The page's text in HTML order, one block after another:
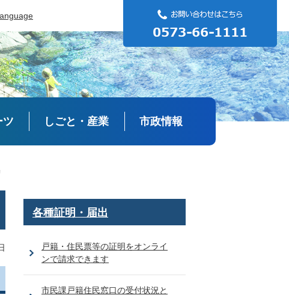
ツ しごと・産業 市政情報
各種証明・届出
戸籍・住民票等の証明をオンライ
ンで請求できます
市民課戸籍住民窓口の受付状況と